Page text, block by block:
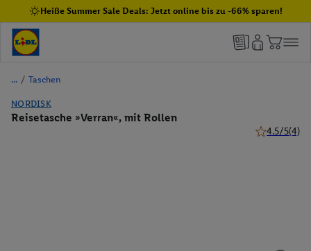
Heiße Summer Sale Deals: Jetzt online bis zu -66% sparen!
/ Taschen
NORDISK
Reisetasche »Verran«, mit Rollen
4.5/5(4)